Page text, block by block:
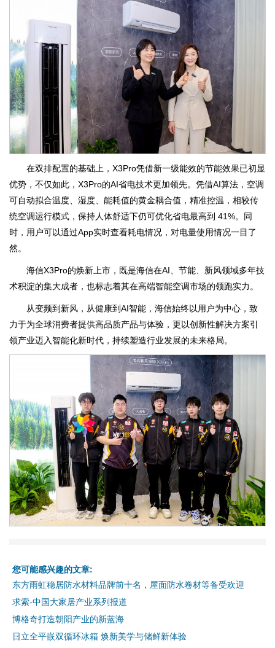
在双排配置的基础上，X3Pro凭借新一级能效的节能效果已初显
优势，不仅如此，X3Pro的AI省电技术更加领先。凭借AI算法，空调
可自动拟合温度、湿度、能耗值的黄金耦合值，精准控温，相较传
统空调运行模式，保持人体舒适下仍可优化省电最高到 41%。同
时，用户可以通过App实时查看耗电情况，对电量使用情况一目了
然。
海信X3Pro的焕新上市，既是海信在AI、节能、新风领域多年技
术积淀的集大成者，也标志着其在高端智能空调市场的领跑实力。
从变频到新风，从健康到AI智能，海信始终以用户为中心，致
力于为全球消费者提供高品质产品与体验，更以创新性解决方案引
领产业迈入智能化新时代，持续塑造行业发展的未来格局。
您可能感兴趣的文章:
东方雨虹稳居防水材料品牌前十名，屋面防水卷材等备受欢迎
求索-中国大家居产业系列报道
博格奇打造朝阳产业的新蓝海
日立全平嵌双循环冰箱 焕新美学与储鲜新体验